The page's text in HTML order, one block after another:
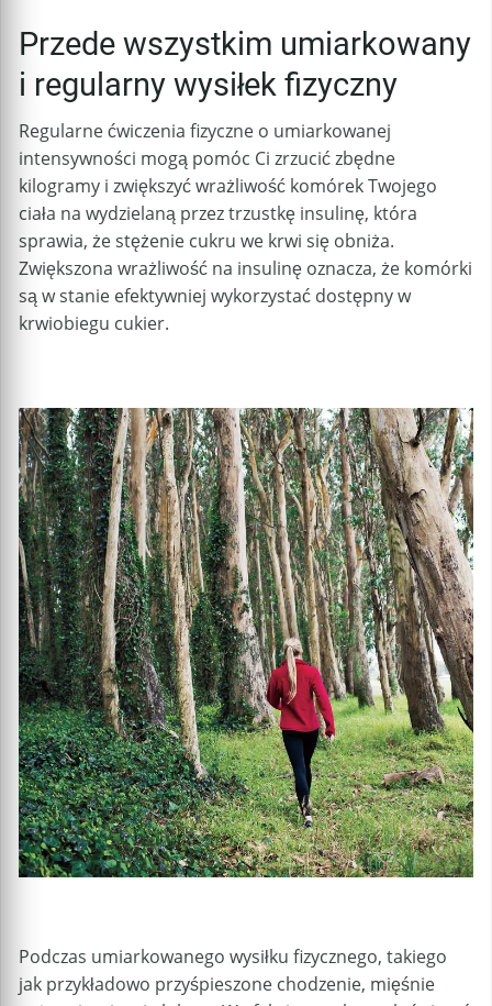
Przede wszystkim umiarkowany
i regularny wysiłek fizyczny
Regularne ćwiczenia fizyczne o umiarkowanej
intensywności mogą pomóc Ci zrzucić zbędne
kilogramy i zwiększyć wrażliwość komórek Twojego
ciała na wydzielaną przez trzustkę insulinę, która
sprawia, że stężenie cukru we krwi się obniża.
Zwiększona wrażliwość na insulinę oznacza, że komórki
są w stanie efektywniej wykorzystać dostępny w
krwiobiegu cukier.
Podczas umiarkowanego wysiłku fizycznego, takiego
jak przykładowo przyśpieszone chodzenie, mięśnie